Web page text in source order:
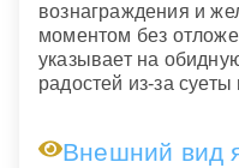
вознаграждения и
моментом без
указывает на
радостей из-за
Внешний вид